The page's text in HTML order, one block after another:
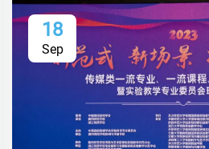
18
Sep